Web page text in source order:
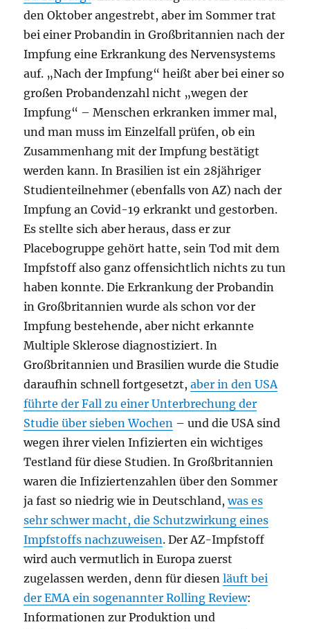
den Oktober angestrebt, aber im Sommer trat
bei einer Probandin in Großbritannien nach der
Impfung eine Erkrankung des Nervensystems
auf. „Nach der Impfung“ heißt aber bei einer so
großen Probandenzahl nicht „wegen der
Impfung“ – Menschen erkranken immer mal,
und man muss im Einzelfall prüfen, ob ein
Zusammenhang mit der Impfung bestätigt
werden kann. In Brasilien ist ein 28jähriger
Studienteilnehmer (ebenfalls von AZ) nach der
Impfung an Covid-19 erkrankt und gestorben.
Es stellte sich aber heraus, dass er zur
Placebogruppe gehört hatte, sein Tod mit dem
Impfstoff also ganz offensichtlich nichts zu tun
haben konnte. Die Erkrankung der Probandin
in Großbritannien wurde als schon vor der
Impfung bestehende, aber nicht erkannte
Multiple Sklerose diagnostiziert. In
Großbritannien und Brasilien wurde die Studie
daraufhin schnell fortgesetzt,aber in den USA
führte der Fall zu einer Unterbrechung der
Studie über sieben Wochen – und die USA sind
wegen ihrer vielen Infizierten ein wichtiges
Testland für diese Studien. In Großbritannien
waren die Infiziertenzahlen über den Sommer
ja fast so niedrig wie in Deutschland,was es
sehr schwer macht, die Schutzwirkung eines
Impfstoffs nachzuweisen. Der AZ-Impfstoff
wird auch vermutlich in Europa zuerst
zugelassen werden, denn für diesenläuft bei
der EMA ein sogenannter Rolling Review:
Informationen zur Produktion und